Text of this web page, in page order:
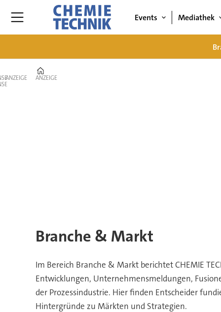
Events Mediathek
ANZEIGE
CHEMIE
TECHNIK
ANZEIGE
Branche & Markt
Im Bereich Branche & Markt berichtet CHEMIE
Entwicklungen, Unternehmensmeldungen,
der Prozessindustrie. Hier finden Entscheider
Hintergründe zu Märkten und Strategien.